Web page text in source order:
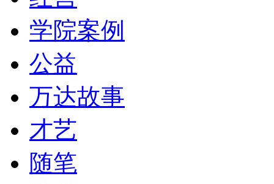
学院案例
公益
万达故事
才艺
随笔